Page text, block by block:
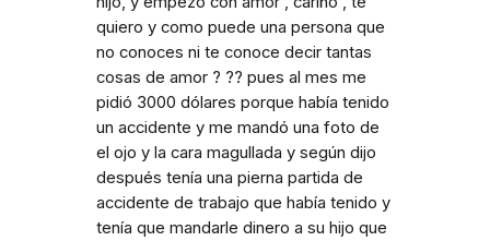
quiero y como puede una persona que
no conoces ni te conoce decir tantas
cosas de amor ? ?? pues al mes me
pidió 3000 dólares porque había tenido
un accidente y me mandó una foto de
el ojo y la cara magullada y según dijo
después tenía una pierna partida de
accidente de trabajo que había tenido y
tenía que mandarle dinero a su hijo que